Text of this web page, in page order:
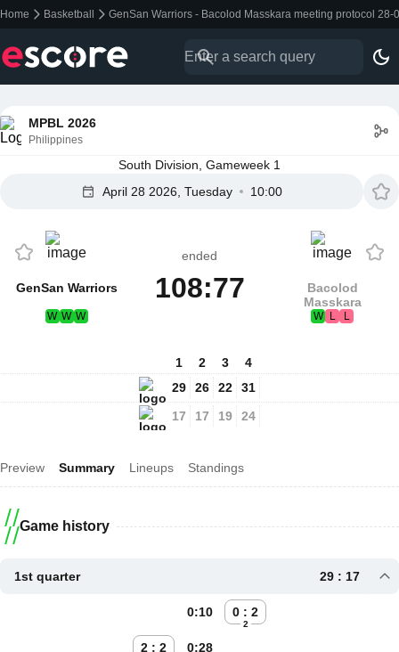
Home Basketball GenSan Warriors - Bacolod Masskara meeting protocol 28-
MPBL 2026
Philippines
South Division, Gameweek 1
April 28 2026, Tuesday
10:00
GenSan Warriors
W W W
ended
108:77
Bacolod
Masskara
W L L
1
29
17
2
26
17
3
22
19
4
31
24
Preview Summary Lineups Standings
Game history
1st quarter 29 : 17
0 : 2
2
0:10
2 : 2 0:28